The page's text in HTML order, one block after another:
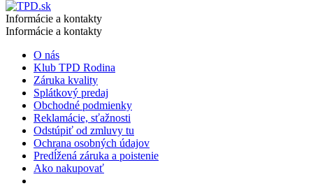
Informácie a kontakty
Informácie a kontakty
O nás
Klub TPD Rodina
Záruka kvality
Splátkový predaj
Obchodné podmienky
Reklamácie, sťažnosti
Odstúpiť od zmluvy tu
Ochrana osobných údajov
Predĺžená záruka a poistenie
Ako nakupovať